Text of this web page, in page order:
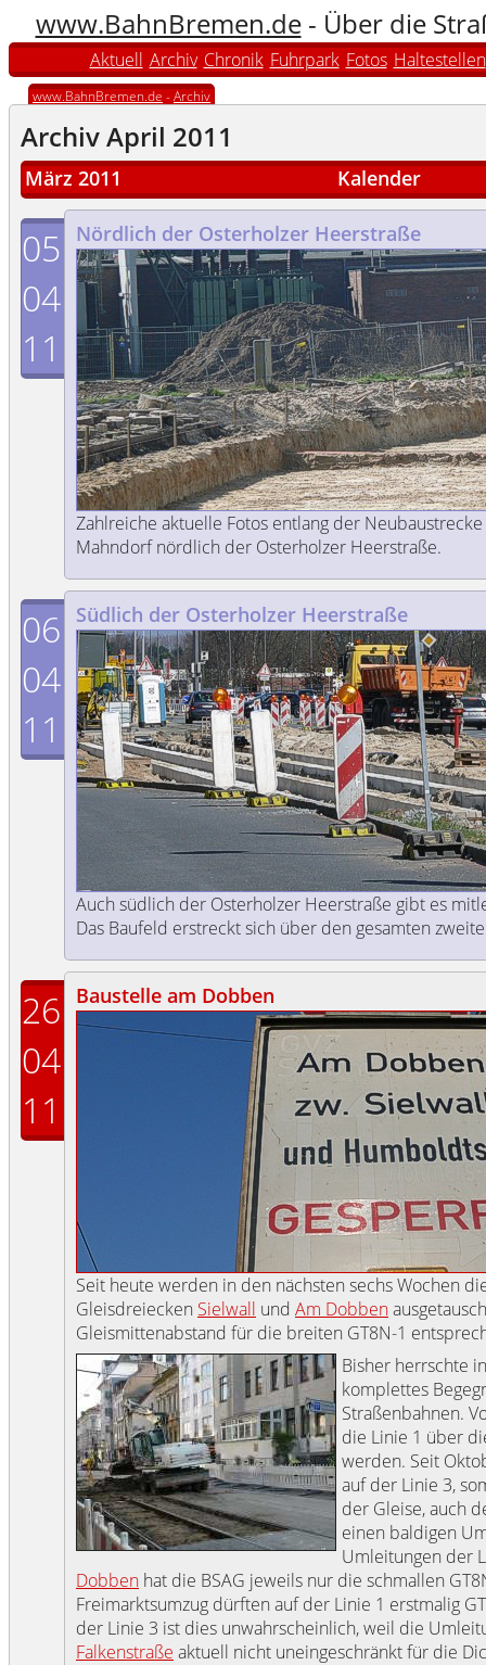
www.BahnBremen.de- Über die
Aktuell Archiv Chronik Fuhrpark Fotos Haltestellen
www.BahnBremen.de -Archiv
Archiv April 2011
März 2011 Kalender
05
04
11
Nördlich der Osterholzer Heerstraße
Zahlreiche aktuelle Fotos entlang der
Mahndorf nördlich der Osterholzer Heerstraße.
06
04
11
Südlich der Osterholzer Heerstraße
Auch südlich der Osterholzer Heerstraße gibt es
Das Baufeld erstreckt sich über den gesamten
26
04
11
Baustelle am Dobben
Seit heute werden in den nächsten sechs Wochen
Gleisdreiecken Sielwall und Am Dobben
Gleismittenabstand für die breiten GT8N-1
Bisher herrschte
komplettes
Straßenbahnen.
die Linie 1 über
werden. Seit
auf der Linie 3,
der Gleise, auch
einen baldigen
Umleitungen der
Dobben hat die BSAG jeweils nur die schmallen
Freimarktsumzug dürften auf der Linie 1 erstmalig
der Linie 3 ist dies unwahrscheinlich, weil die
Falkenstraße aktuell nicht uneingeschränkt für die